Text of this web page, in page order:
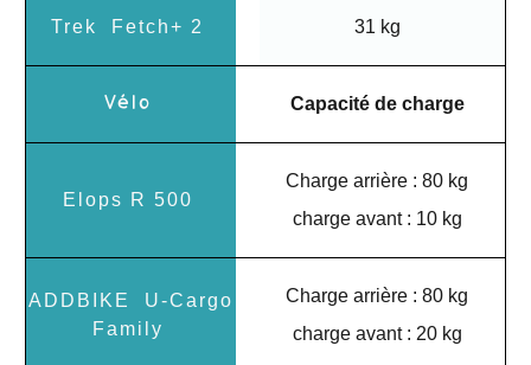
31 kg
Capacité de charge
Charge arrière : 80 kg
charge avant : 10 kg
Charge arrière : 80 kg
charge avant : 20 kg